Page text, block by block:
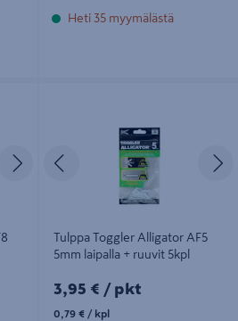
Heti 35 myymälästä
SeuraavaEdellinen
Tulppa Toggler Alligator AF5
5mm laipalla + ruuvit 5kpl
3,95€/pkt
3,95 € / pkt
0,79€/kpl
0,79 € / kpl